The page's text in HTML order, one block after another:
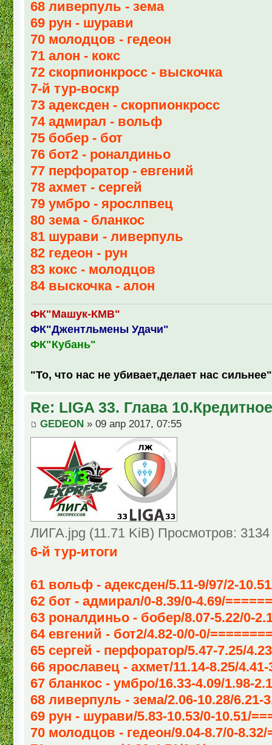
68 ливерпуль - зема
69 рун - шурави
70 молодцов - гедеон
71 алон - кокс
72 скорпионкросс - выскочка
7-й тур-воскр
73 адексден - скорпионкросс
74 адмирал - вольф
75 бобер - бот
76 бот2 - роналдиньо
77 перфоратор - евгений
78 ахмет - сергей
79 умбро - ярослпвец
80 зема - бланкос
81 шурави - ливерпуль
82 гедеон - рун
83 кокс - молодцов
84 выскочка - алон
ФК"Машук-КМВ"
ФК"Джентльмены Удачи"
ФК"Кубань"
"То, что нас не убивает,делает нас сильнее"
Re: LIGA 33. Глава
GEDEON » 09 апр 2017, 07:55
ЛИГА.jpg (11.71 KiB) Просмотров: 3134
6-й тур-итоги
61 вольф - адексден/5.11-9/97/2-
62 бот - адмирал/0-8.39/0-4.69/
63 роналдиньо - бобер/8.07-5.22/0-
64 евгений - бот2/4.82-0/0-0/
65 сергей - перфоратор/5.47-7.25/
66 ярославец - ахмет/11.14-8.25/
67 бланкос - умбро/16.33-4.09/1.98-
68 ливерпуль - зема/2.06-10.28/6.21-
69 рун - шурави/5.83-10.53/0-10.51/
70 молодцов - гедеон/9.04-8.7/0-8.32/